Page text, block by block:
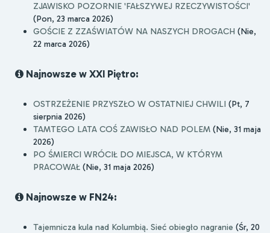
ZJAWISKO POZORNIE 'FAŁSZYWEJ RZECZYWISTOŚCI'
(Pon, 23 marca 2026)
GOŚCIE Z ZZAŚWIATÓW NA NASZYCH DROGACH (Nie,
22 marca 2026)
Najnowsze w XXI Piętro:
OSTRZEŻENIE PRZYSZŁO W OSTATNIEJ CHWILI (Pt, 7
sierpnia 2026)
TAMTEGO LATA COŚ ZAWISŁO NAD POLEM (Nie, 31 maja
2026)
PO ŚMIERCI WRÓCIŁ DO MIEJSCA, W KTÓRYM
PRACOWAŁ (Nie, 31 maja 2026)
Najnowsze w FN24:
Tajemnicza kula nad Kolumbią. Sieć obiegło nagranie (Śr, 20